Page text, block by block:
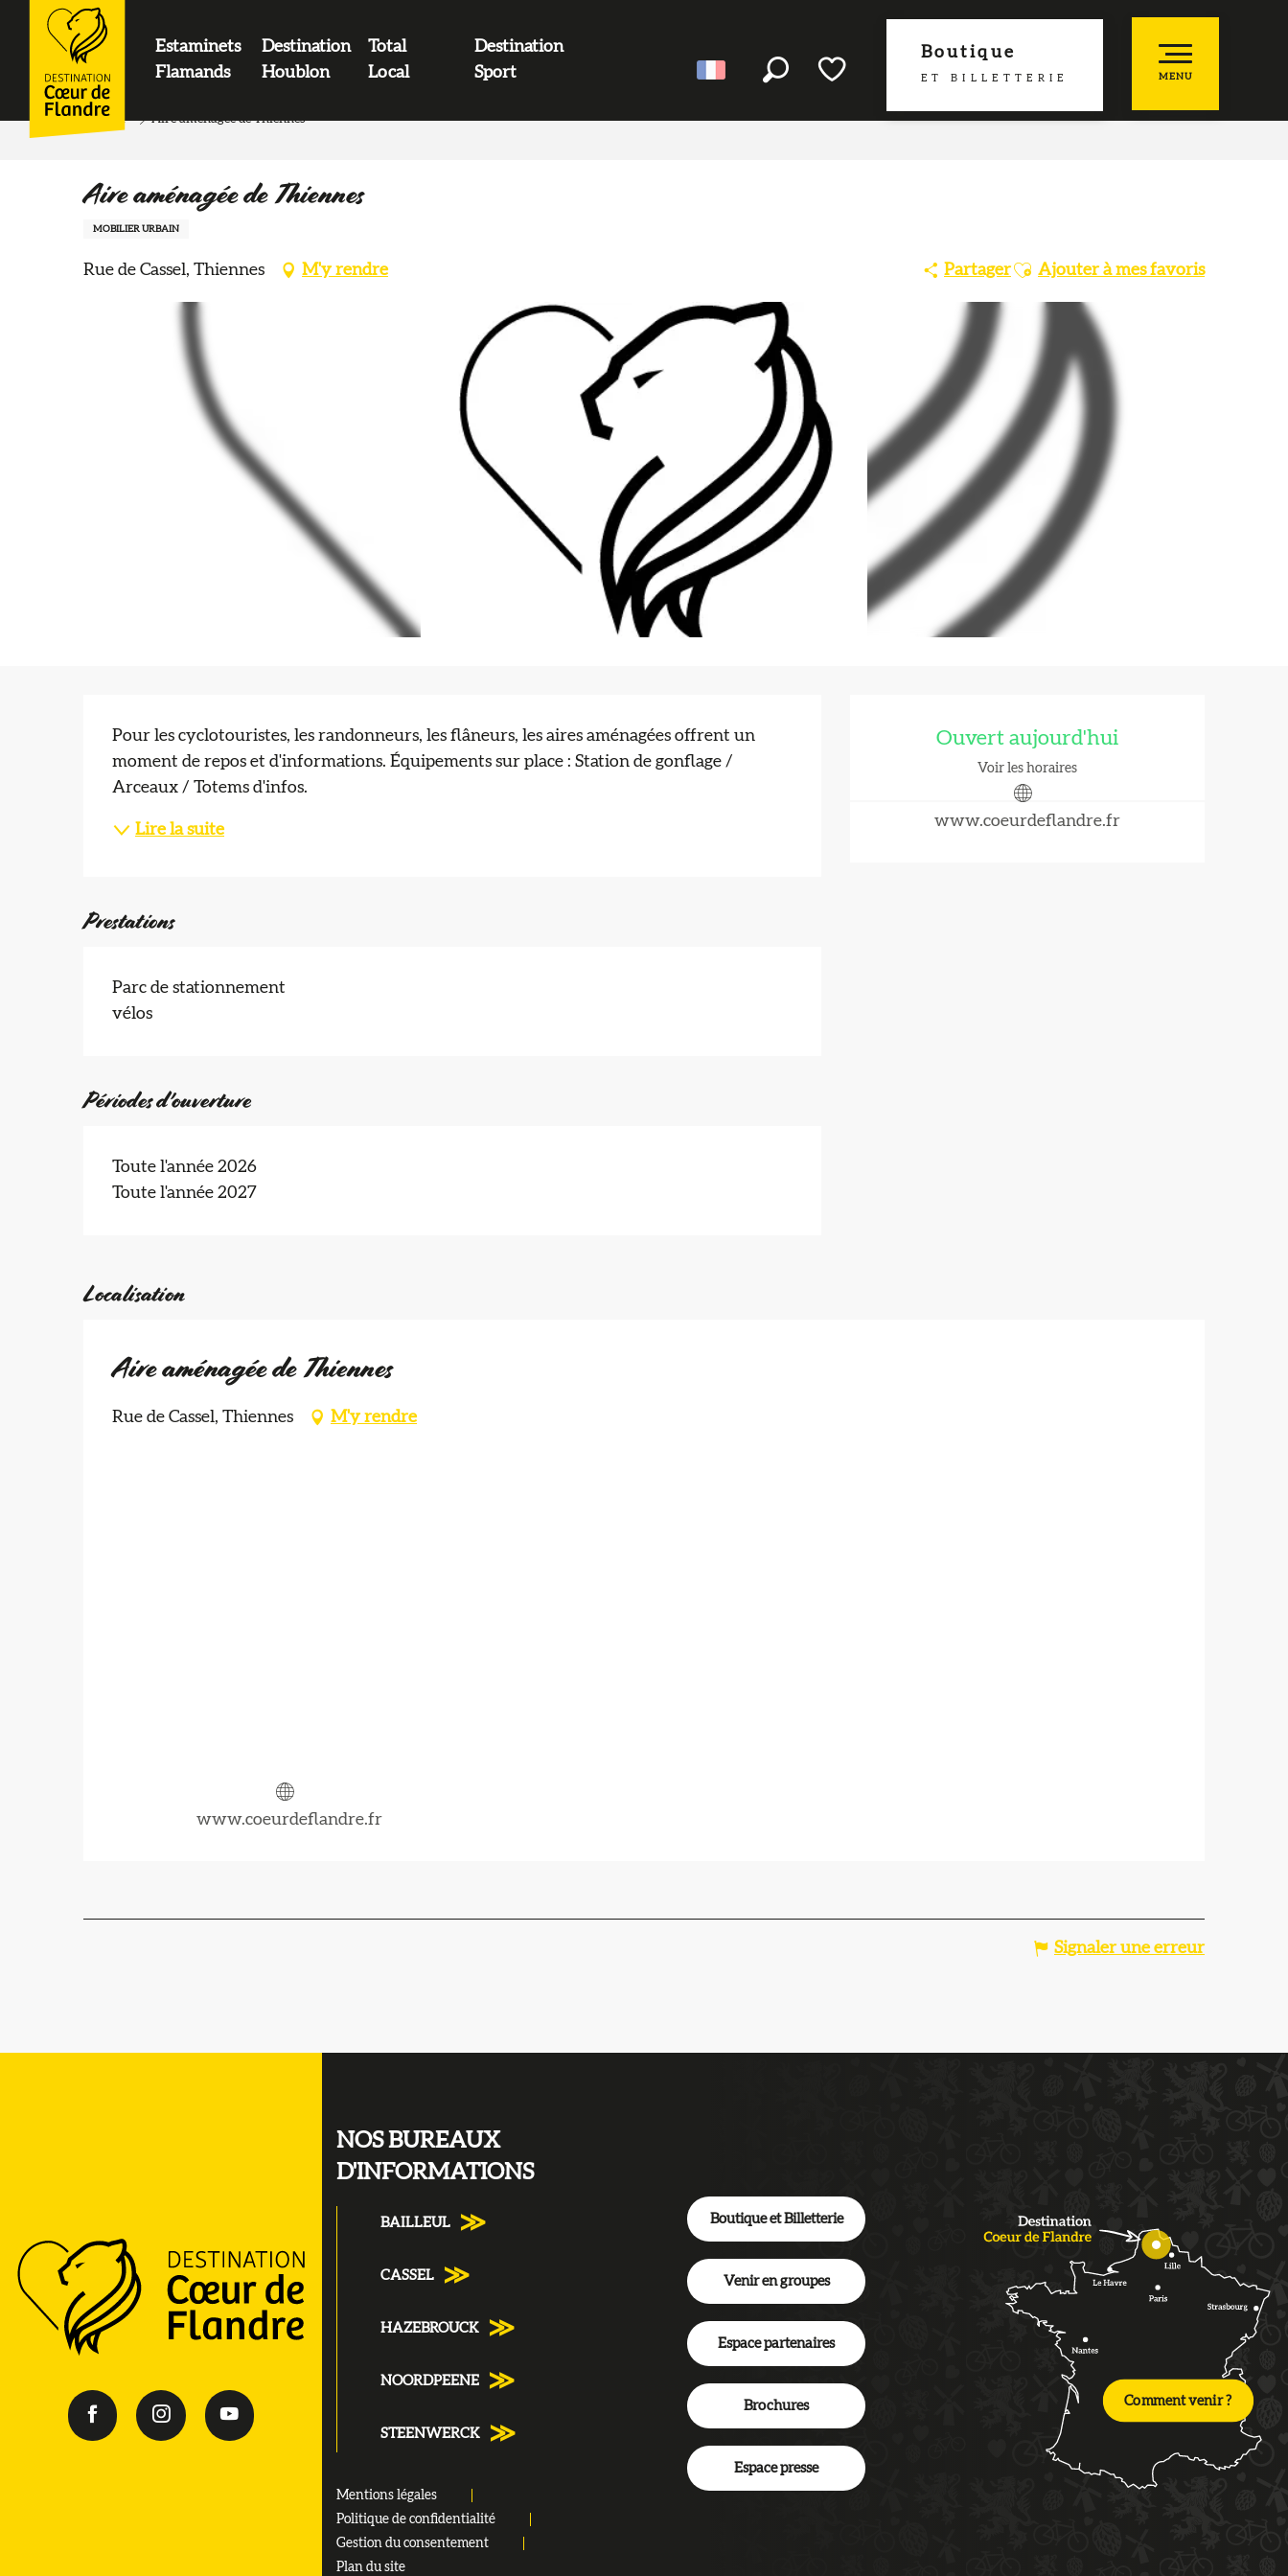
contenu
principal
Boutique
ET BILLETTERIE
Estaminets
Flamands
Destination
Houblon
Total
Local
Destination
Sport
MENU
LOGO
Accueil Aire aménagée de Thiennes
Aire aménagée de Thiennes
MOBILIER URBAIN
Rue de Cassel, Thiennes M'y rendre PartagerAjouter aux favoris
Ajouter à mes favoris
Ouverture et coordonnées
Ouvert aujourd'hui
Voir les horaires
www.coeurdeflandre.fr
Description
Pour les cyclotouristes, les randonneurs, les flâneurs, les aires aménagées offrent un
moment de repos et d'informations. Équipements sur place : Station de gonflage /
Arceaux / Totems d'infos.
Lire la suite
Prestations
Parc de stationnement
vélos
Périodes d'ouverture
Toute l'année 2026
Toute l'année 2027
Localisation
Aire aménagée de Thiennes
Rue de Cassel, Thiennes M'y rendre
www.coeurdeflandre.fr
Signaler une erreur
NOS BUREAUX
D'INFORMATIONS
BAILLEUL
CASSEL
HAZEBROUCK
NOORDPEENE
STEENWERCK
Mentions légales
Politique de confidentialité
Gestion du consentement
Plan du site
Boutique et Billetterie
Venir en groupes
Espace partenaires
Brochures
Espace presse
Comment venir ?